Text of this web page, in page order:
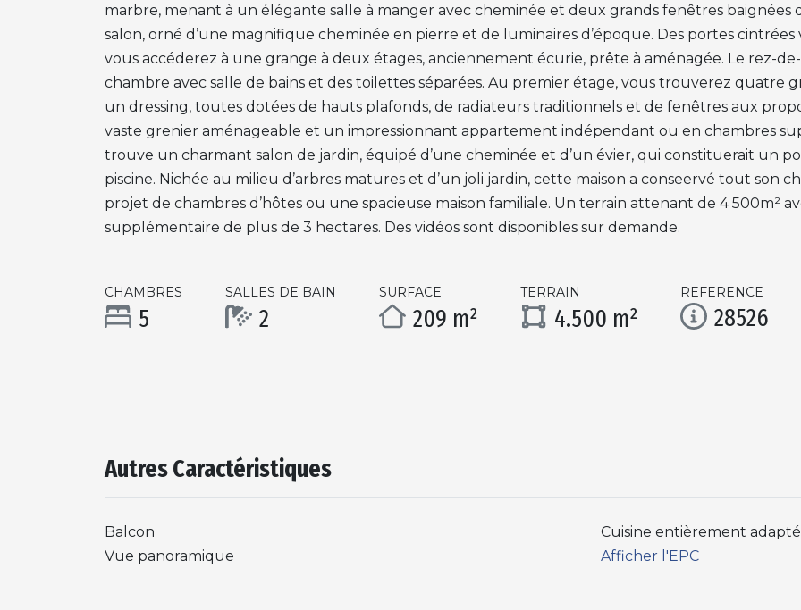
marbre, menant à un élégante salle à manger avec cheminée et deux grands fenêtres baignées
salon, orné d’une magnifique cheminée en pierre et de luminaires d’époque. Des portes
vous accéderez à une grange à deux étages, anciennement écurie, prête à aménagée. Le rez-
chambre avec salle de bains et des toilettes séparées. Au premier étage, vous trouverez quatre
un dressing, toutes dotées de hauts plafonds, de radiateurs traditionnels et de fenêtres aux
vaste grenier aménageable et un impressionnant appartement indépendant ou en chambres
trouve un charmant salon de jardin, équipé d’une cheminée et d’un évier, qui constituerait un
piscine. Nichée au milieu d’arbres matures et d’un joli jardin, cette maison a conseervé tout son
projet de chambres d’hôtes ou une spacieuse maison familiale. Un terrain attenant de 4 500m²
supplémentaire de plus de 3 hectares. Des vidéos sont disponibles sur demande.
CHAMBRES
5
SALLES DE BAIN
2
SURFACE
209 m²
TERRAIN
4.500 m²
REFERENCE
28526
Autres Caractéristiques
Balcon
Cuisine entièrement
Vue panoramique
Afficher l'EPC